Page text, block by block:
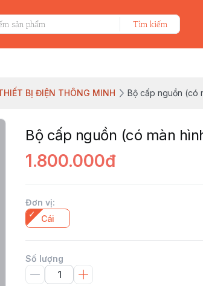
Tìm kiếm
BỊ ĐIỆN THÔNG MINH Bộ cấp nguồn (có
Bộ cấp nguồn (có màn
1.800.000đ
Đơn vị:
Cái
Số lượng